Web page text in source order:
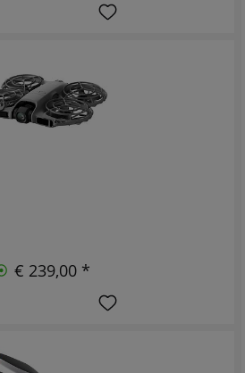
€ 239,00 *